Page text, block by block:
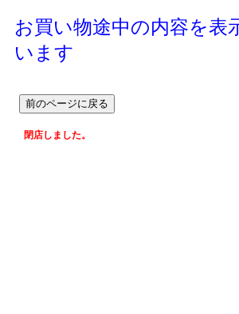
お買い物途中の内容を表
います
閉店しました。